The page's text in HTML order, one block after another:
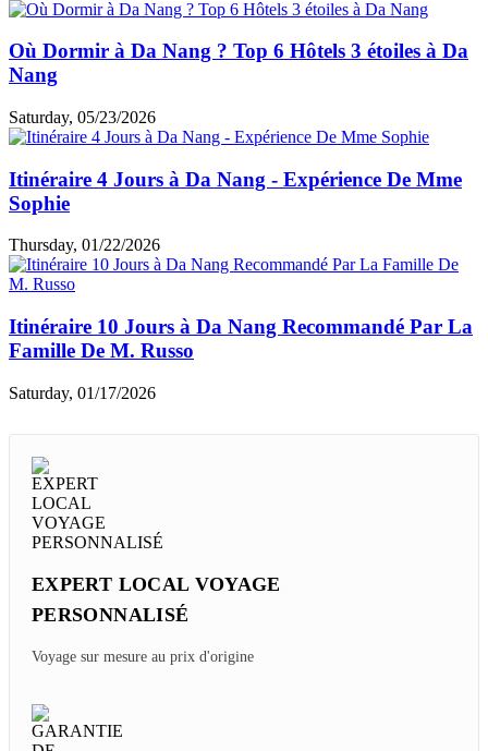
Où Dormir à Da Nang ? Top 6 Hôtels 3 étoiles à Da
Nang
Saturday, 05/23/2026
Itinéraire 4 Jours à Da Nang - Expérience De Mme
Sophie
Thursday, 01/22/2026
Itinéraire 10 Jours à Da Nang Recommandé Par La
Famille De M. Russo
Saturday, 01/17/2026
EXPERT LOCAL VOYAGE
PERSONNALISÉ
Voyage sur mesure au prix d'origine